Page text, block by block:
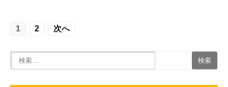
投
の
1 2 次へ